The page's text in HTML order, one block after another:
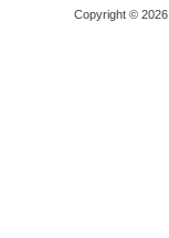
Copyright © 2026